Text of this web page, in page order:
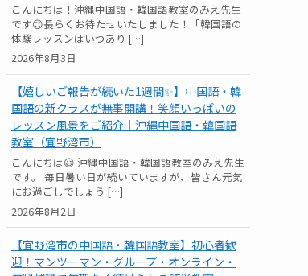
2026年8月3日
こんにちは！沖縄中国語・韓国語教室のみえ先生
です😊長らくお待たせいたしました！「韓国語の
体験レッスンはいつあり […]
【嬉しいご報告が続いた1週間✨】中国語・韓
国語の新クラスが無事開講！笑顔いっぱいの
レッスン風景をご紹介｜沖縄中国語・韓国語
教室（宜野湾市）
2026年8月2日
こんにちは😃 沖縄中国語・韓国語教室のみえ先生
です。 毎日暑い日が続いていますが、皆さん元気
にお過ごしでしょう […]
【宜野湾市の中国語・韓国語教室】初心者歓
迎！マンツーマン・グループ・オンライン・